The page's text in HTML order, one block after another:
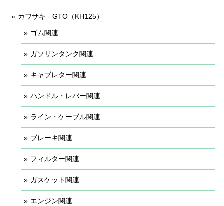
カワサキ - GTO（KH125）
ゴム関連
ガソリンタンク関連
キャブレター関連
ハンドル・レバー関連
ライン・ケーブル関連
ブレーキ関連
フィルター関連
ガスケット関連
エンジン関連